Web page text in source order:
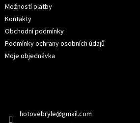
Možností platby
Kontakty
Obchodní podmínky
Podmínky ochrany osobních údajů
Moje objednávka
hotovebryle@gmail.com